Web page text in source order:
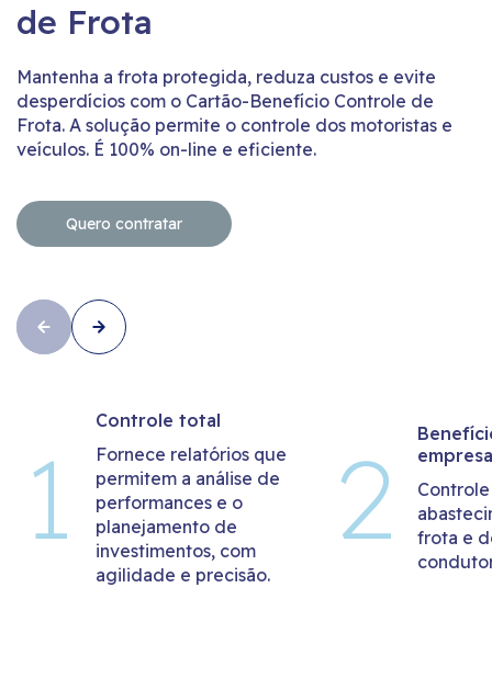
de Frota
Mantenha a frota protegida, reduza custos e evite
desperdícios com o Cartão-Benefício Controle de
Frota. A solução permite o controle dos motoristas e
veículos. É 100% on-line e eficiente.
Quero contratar
Controle total
Fornece relatórios que
permitem a análise de
performances e o
planejamento de
investimentos, com
agilidade e precisão.
empresa
frota e